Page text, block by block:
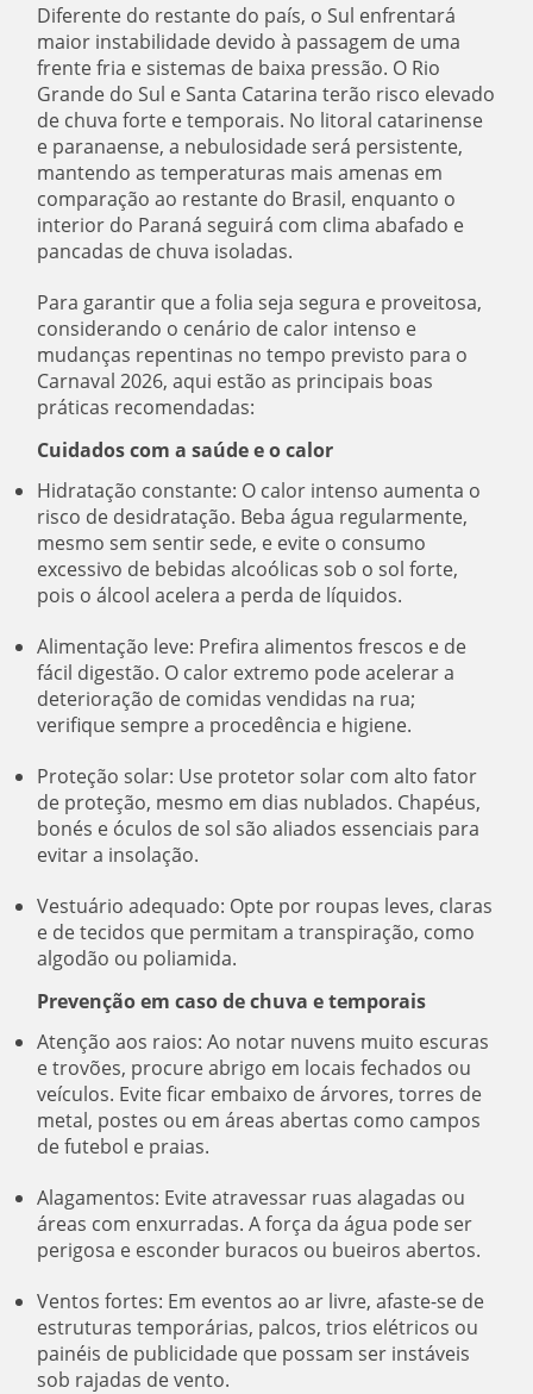
Diferente do restante do país, o Sul enfrentará
maior instabilidade devido à passagem de uma
frente fria e sistemas de baixa pressão. O Rio
Grande do Sul e Santa Catarina terão risco elevado
de chuva forte e temporais. No litoral catarinense
e paranaense, a nebulosidade será persistente,
mantendo as temperaturas mais amenas em
comparação ao restante do Brasil, enquanto o
interior do Paraná seguirá com clima abafado e
pancadas de chuva isoladas.
Para garantir que a folia seja segura e proveitosa,
considerando o cenário de calor intenso e
mudanças repentinas no tempo previsto para o
Carnaval 2026, aqui estão as principais boas
práticas recomendadas:
Cuidados com a saúde e o calor
Hidratação constante: O calor intenso aumenta o
risco de desidratação. Beba água regularmente,
mesmo sem sentir sede, e evite o consumo
excessivo de bebidas alcoólicas sob o sol forte,
pois o álcool acelera a perda de líquidos.
Alimentação leve: Prefira alimentos frescos e de
fácil digestão. O calor extremo pode acelerar a
deterioração de comidas vendidas na rua;
verifique sempre a procedência e higiene.
Proteção solar: Use protetor solar com alto fator
de proteção, mesmo em dias nublados. Chapéus,
bonés e óculos de sol são aliados essenciais para
evitar a insolação.
Vestuário adequado: Opte por roupas leves, claras
e de tecidos que permitam a transpiração, como
algodão ou poliamida.
Prevenção em caso de chuva e temporais
Atenção aos raios: Ao notar nuvens muito escuras
e trovões, procure abrigo em locais fechados ou
veículos. Evite ficar embaixo de árvores, torres de
metal, postes ou em áreas abertas como campos
de futebol e praias.
Alagamentos: Evite atravessar ruas alagadas ou
áreas com enxurradas. A força da água pode ser
perigosa e esconder buracos ou bueiros abertos.
Ventos fortes: Em eventos ao ar livre, afaste-se de
estruturas temporárias, palcos, trios elétricos ou
painéis de publicidade que possam ser instáveis
sob rajadas de vento.